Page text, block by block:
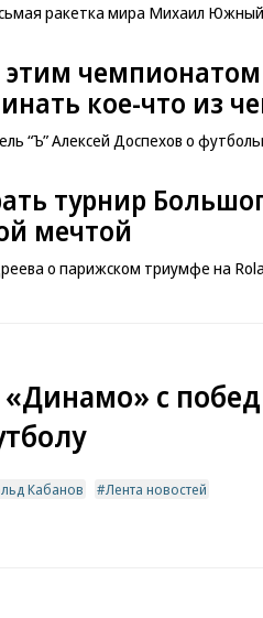
ракетка мира Михаил
этим
кое-что из
“Ъ” Алексей Доспехов о
турнир
мечтой
о парижском триумфе на
с
Кабанов Лента новостей